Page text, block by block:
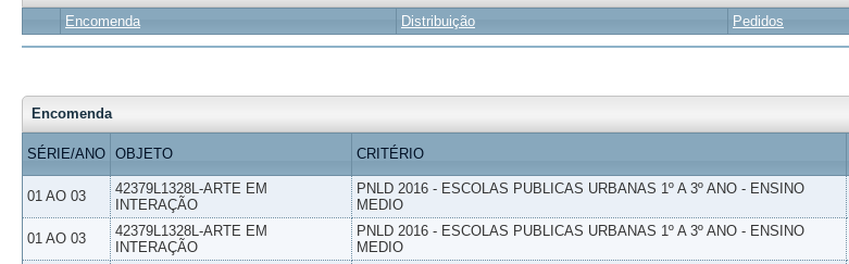
Encomenda Distribuição Pedidos
Encomenda
SÉRIE/ANO OBJETO CRITÉRIO
01 AO 03
42379L1328L-ARTE EM
INTERAÇÃO
PNLD 2016 - ESCOLAS PUBLICAS URBANAS 1º A 3º ANO - ENSINO
MEDIO
01 AO 03
42379L1328L-ARTE EM
INTERAÇÃO
PNLD 2016 - ESCOLAS PUBLICAS URBANAS 1º A 3º ANO - ENSINO
MEDIO